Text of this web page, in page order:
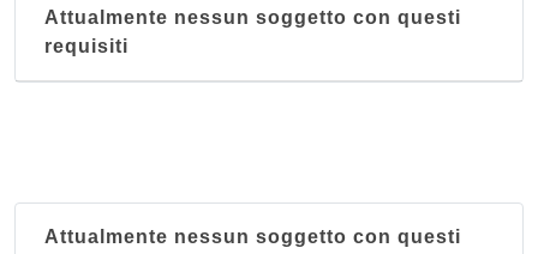
Attualmente nessun soggetto con questi
requisiti
Attualmente nessun soggetto con questi